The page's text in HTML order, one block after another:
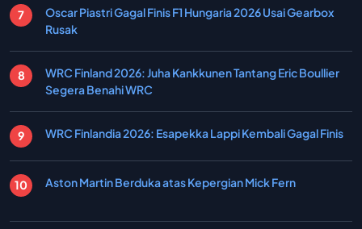
Oscar Piastri Gagal Finis F1 Hungaria 2026 Usai Gearbox
Rusak
WRC Finland 2026: Juha Kankkunen Tantang Eric Boullier
Segera Benahi WRC
WRC Finlandia 2026: Esapekka Lappi Kembali Gagal Finis
Aston Martin Berduka atas Kepergian Mick Fern